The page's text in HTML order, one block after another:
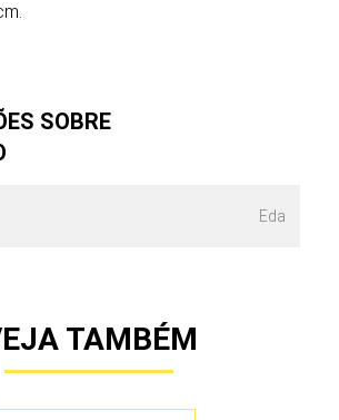
SOBRE
Eda
TAMBÉM